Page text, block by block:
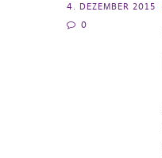
4. DEZEMBER 2015
0